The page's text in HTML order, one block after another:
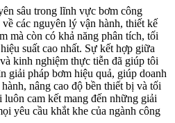
sâu trong lĩnh vực bơm công
các nguyên lý vận hành, thiết kế
mà còn có khả năng phân tích, tối
suất cao nhất. Sự kết hợp giữa
kinh nghiệm thực tiễn đã giúp tôi
giải pháp bơm hiệu quả, giúp doanh
nâng cao độ bền thiết bị và tối
cam kết mang đến những giải
yêu cầu khắt khe của ngành công